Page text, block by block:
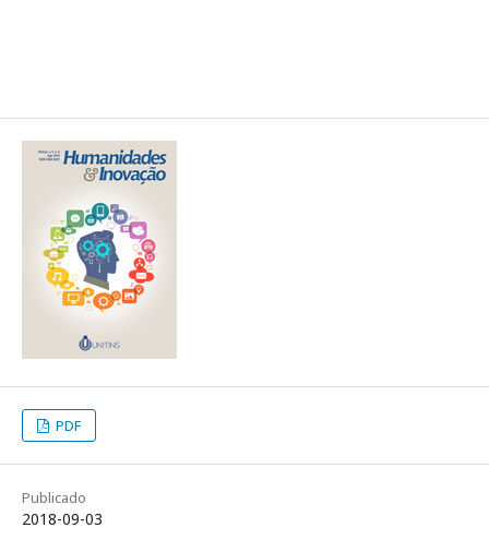
PDF
Publicado
2018-09-03